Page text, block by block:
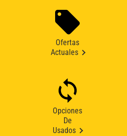
Ofertas
Actuales
Opciones
De
Usados